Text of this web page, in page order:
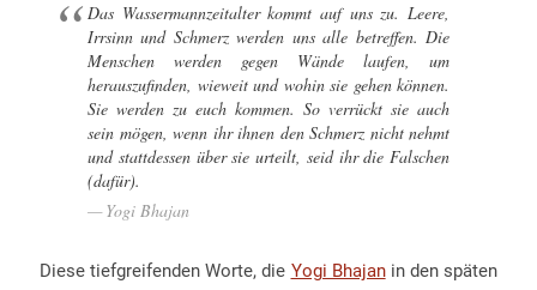
Das Wassermannzeitalter kommt auf uns zu. Leere,
Irrsinn und Schmerz werden uns alle betreffen. Die
Menschen werden gegen Wände laufen, um
herauszufinden, wieweit und wohin sie gehen können.
Sie werden zu euch kommen. So verrückt sie auch
sein mögen, wenn ihr ihnen den Schmerz nicht nehmt
und stattdessen über sie urteilt, seid ihr die Falschen
(dafür).
Yogi Bhajan
Diese tiefgreifenden Worte, die Yogi Bhajanin den späten